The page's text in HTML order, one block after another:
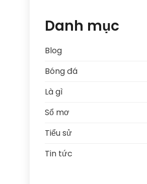
Danh mục
Blog
Bóng đá
Là gì
Sổ mơ
Tiểu sử
Tin tức